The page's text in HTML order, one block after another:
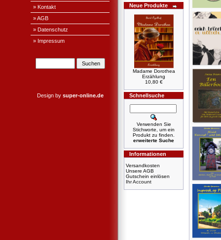
» Kontakt
» AGB
» Datenschutz
» Impressum
Design by super-online.de
Neue Produkte
Madame Dorothea
Erzählung
10,80 €
Schnellsuche
Verwenden Sie
Stichworte, um ein
Produkt zu finden.
erweiterte Suche
Informationen
Versandkosten
Unsere AGB
Gutschein einlösen
Ihr Account